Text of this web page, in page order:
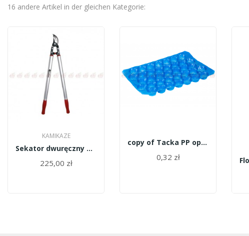
16 andere Artikel in der gleichen Kategorie:
KAMIKAZE
Sekator dwuręczny KM-675/8831/Kamikaze
225,00 zł
copy of Tacka PP opakowanie 700szt. - 27
0,32 zł